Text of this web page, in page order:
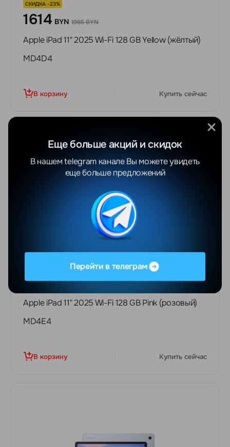
СКИДКА -23%
1614 BYN 1985 BYN
Apple iPad 11" 2025 Wi-Fi 128 GB Yellow (жёлтый)
MD4D4
В корзину Купить сейчас
1620 BYN
Apple iPad 11" 2025 Wi-Fi 128 GB Pink (розовый)
MD4E4
В корзину Купить сейчас
Перейти в телеграм
Еще больше акций и скидок
В нашем telegram канале Вы можете увидеть
еще больше предложений